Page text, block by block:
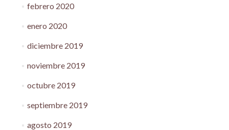
febrero 2020
enero 2020
diciembre 2019
noviembre 2019
octubre 2019
septiembre 2019
agosto 2019